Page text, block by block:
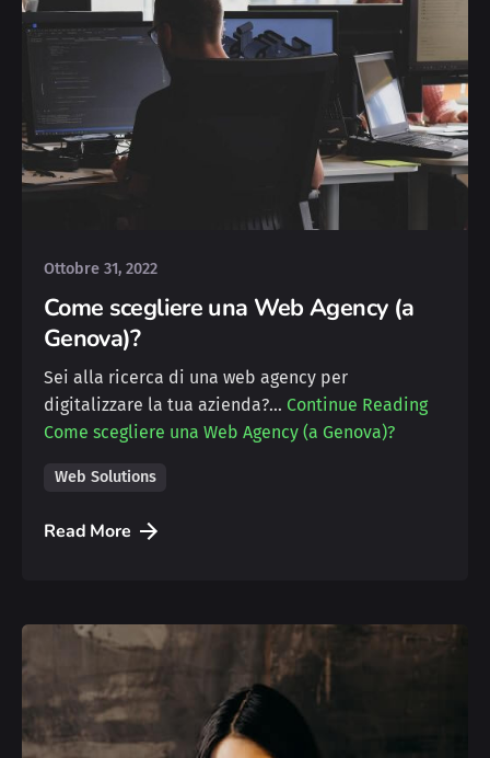
Posted by
Ottobre 31, 2022
Come scegliere una Web Agency (a
Genova)?
Sei alla ricerca di una web agency per
digitalizzare la tua azienda?… Continue Reading
Come scegliere una Web Agency (a Genova)?
Web Solutions
Read More